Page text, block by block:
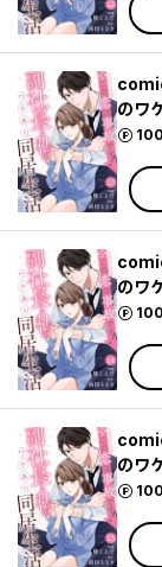
のワ
100
ポイント
のワ
100
ポイント
のワ
100
ポイント